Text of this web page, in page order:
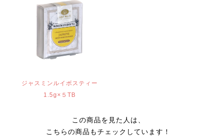
ジャスミンルイボスティー
1.5g×５TB
この商品を見た人は、
こちらの商品もチェックしています！